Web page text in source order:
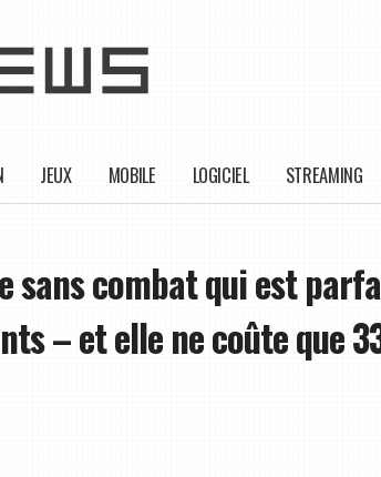
JEUX MOBILE LOGICIEL STREAMING
sans combat qui est
– et elle ne coûte que